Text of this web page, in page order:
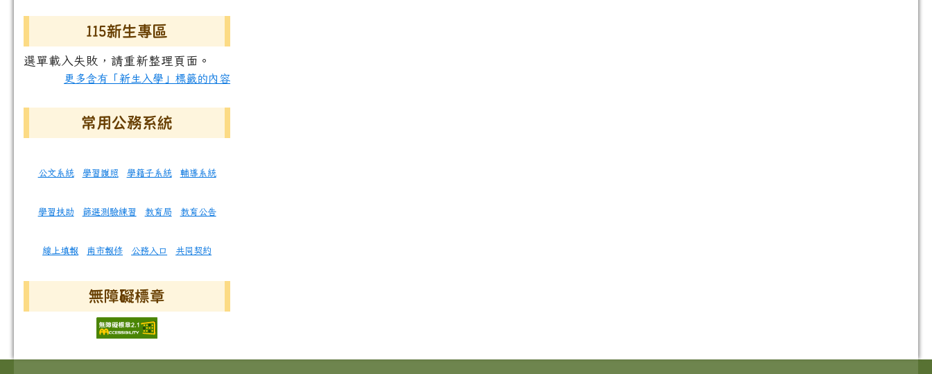
115新生專區
選單載入失敗，請重新整理頁面。
更多含有「新生入學」標籤的內容
常用公務系統
公文系統 學習護照 學籍子系統 輔導系統
學習扶助 篩選測驗練習 教育局 教育公告
線上填報 南市報修 公務入口 共同契約
無障礙標章